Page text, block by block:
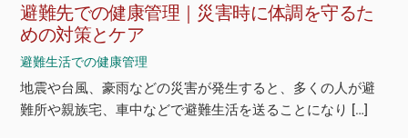
避難先での健康管理｜災害時に体調を守るた
めの対策とケア
避難生活での健康管理
地震や台風、豪雨などの災害が発生すると、多くの人が避
難所や親族宅、車中などで避難生活を送ることになり […]